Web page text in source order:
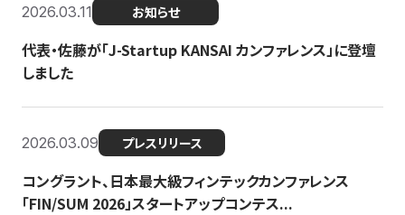
2026.03.11 お知らせ
代表・佐藤が「J-Startup KANSAI カンファレンス」に登壇
しました
2026.03.09 プレスリリース
コングラント、日本最大級フィンテックカンファレンス
「FIN/SUM 2026」スタートアップコンテス...